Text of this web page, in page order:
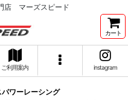
店 マーズスピード
カート
ご利用案内 instagram
パワーレーシング